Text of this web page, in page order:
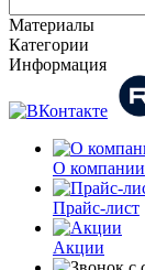
Материалы
Категории
Информация
О компании
Прайс-лист
Акции